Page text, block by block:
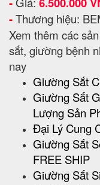
-Thương hiệu:
Xem thêm các
sắt, giường bệnh
nay
Giường Sắt
Giường Sắt
Lượng Sản
Đại Lý Cung
Giường Sắt
FREE SHIP
Giường Sắt